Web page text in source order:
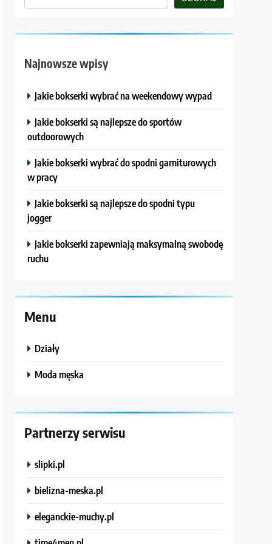
Najnowsze wpisy
Jakie bokserki wybrać na weekendowy wypad
Jakie bokserki są najlepsze do sportów
outdoorowych
Jakie bokserki wybrać do spodni garniturowych
w pracy
Jakie bokserki są najlepsze do spodni typu
jogger
Jakie bokserki zapewniają maksymalną swobodę
ruchu
Menu
Działy
Moda męska
Partnerzy serwisu
slipki.pl
bielizna-meska.pl
eleganckie-muchy.pl